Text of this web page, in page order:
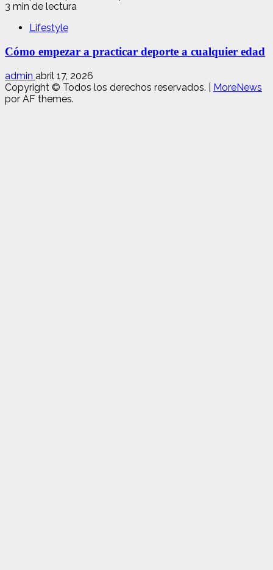
3 min de lectura
Lifestyle
Cómo empezar a practicar deporte a cualquier edad
admin abril 17, 2026
Copyright © Todos los derechos reservados.
MoreNews
por AF themes.